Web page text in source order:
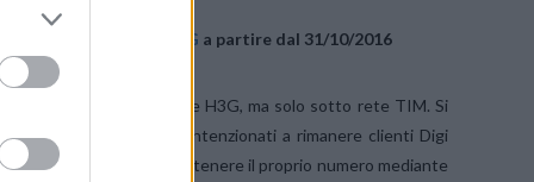
servizio sotto rete H3G a partire dal 31/10/2016
mobile sotto rete H3G, ma solo sotto rete TIM. Si
con copertura H3G intenzionati a rimanere clienti Digi
potendo scegliere di mantenere il proprio numero mediante